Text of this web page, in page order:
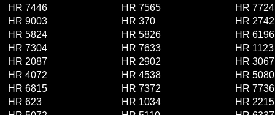
HR 7446
HR 7565
HR 7724
HR 9003
HR 370
HR 2742
HR 5824
HR 5826
HR 6196
HR 7304
HR 7633
HR 1123
HR 2087
HR 2902
HR 3067
HR 4072
HR 4538
HR 5080
HR 6815
HR 7372
HR 7736
HR 623
HR 1034
HR 2215